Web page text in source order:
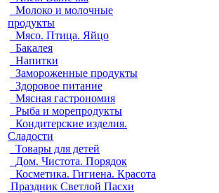
Молоко и молочные
продукты
Мясо. Птица. Яйцо
Бакалея
Напитки
Замороженные продукты
Здоровое питание
Мясная гастрономия
Рыба и морепродукты
Кондитерские изделия.
Сладости
Товары для детей
Дом. Чистота. Порядок
Косметика. Гигиена. Красота
Праздник Светлой Пасхи